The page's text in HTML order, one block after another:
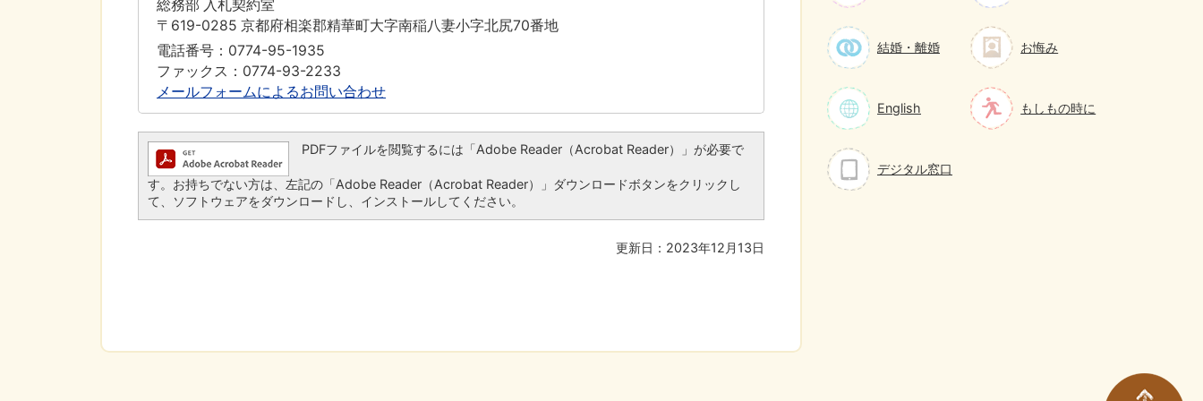
総務部 入札契約室
〒619-0285 京都府相楽郡精華町大字南稲八妻小字北尻70番地
電話番号：0774-95-1935
ファックス：0774-93-2233
メールフォームによるお問い合わせ
PDFファイルを閲覧するには「Adobe Reader（Acrobat Reader）」が必要で
す。お持ちでない方は、左記の「Adobe Reader（Acrobat Reader）」ダウンロードボタンをクリックし
て、ソフトウェアをダウンロードし、インストールしてください。
更新日：2023年12月13日
結婚・離婚 お悔み
English もしもの時に
デジタル窓口